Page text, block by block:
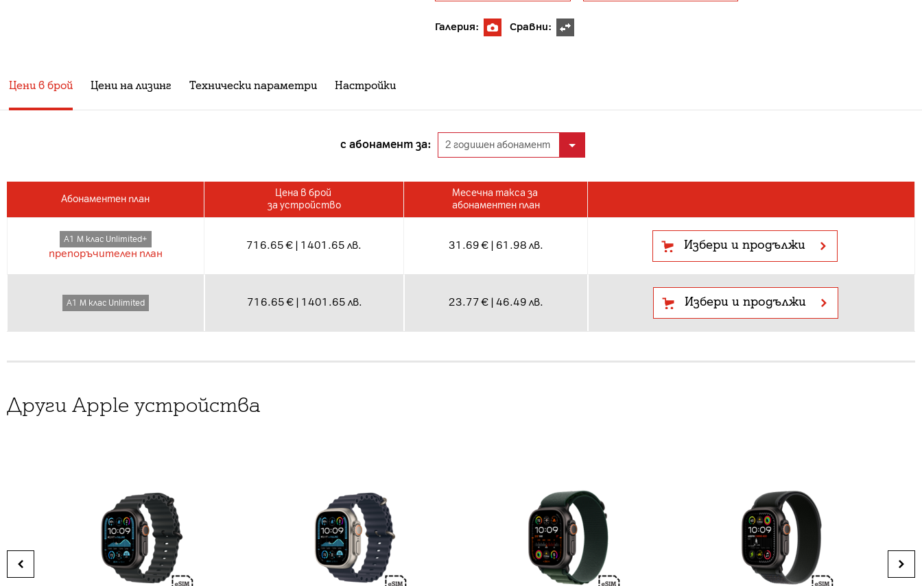
Галерия: Сравни:
Цени в брой Цени на лизинг Технически параметри Настройки
с абонамент за:
Абонаментен план
Цена в брой
за устройство
Месечна такса за
абонаментен план
А1 М клас Unlimited+
препоръчителен план
716.65 € | 1401.65 лв. 31.69 € | 61.98 лв. Избери и продължи
А1 М клас Unlimited 716.65 € | 1401.65 лв. 23.77 € | 46.49 лв. Избери и продължи
Други Apple устройства